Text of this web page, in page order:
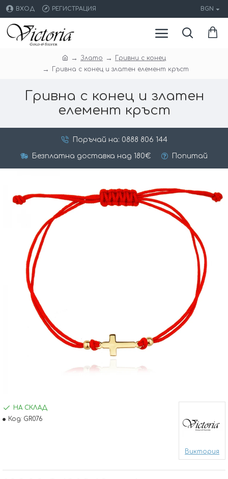
ВХОД РЕГИСТРАЦИЯ BGN
Злато
Гривни с конец
Гривна с конец и златен елемент кръст
Гривна с конец и златен
елемент кръст
Поръчай на: 0888 806 144
Безплатна доставка над 180€ Попитай
НА СКЛАД
Код: GR076
Виктория